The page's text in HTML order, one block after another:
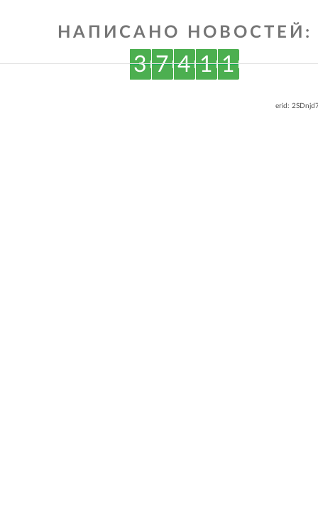
НАПИСАНО НОВОСТЕЙ:
3 7 4 1 1
erid: